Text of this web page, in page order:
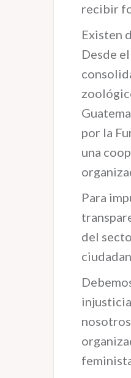
recibir
Existen
Desde
por la
una
Para
del